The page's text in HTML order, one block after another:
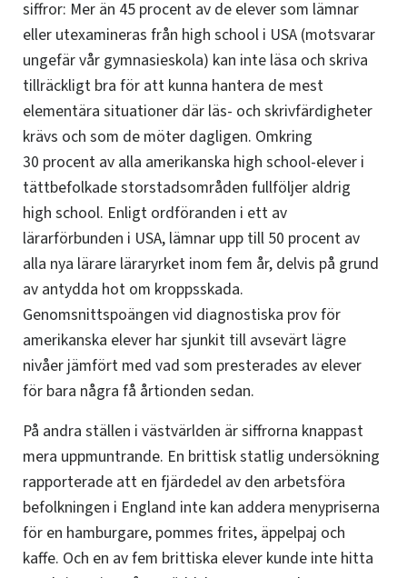
siffror: Mer än 45 procent av de elever som lämnar
eller utexamineras från high school i USA (motsvarar
ungefär vår gymnasieskola) kan inte läsa och skriva
tillräckligt bra för att kunna hantera de mest
elementära situationer där läs- och skrivfärdigheter
krävs och som de möter dagligen. Omkring
30 procent av alla amerikanska high school-elever i
tättbefolkade storstadsområden fullföljer aldrig
high school. Enligt ordföranden i ett av
lärarförbunden i USA, lämnar upp till 50 procent av
alla nya lärare läraryrket inom fem år, delvis på grund
av antydda hot om kroppsskada.
Genomsnittspoängen vid diagnostiska prov för
amerikanska elever har sjunkit till avsevärt lägre
nivåer jämfört med vad som presterades av elever
för bara några få årtionden sedan.
På andra ställen i västvärlden är siffrorna knappast
mera uppmuntrande. En brittisk statlig undersökning
rapporterade att en fjärdedel av den arbetsföra
befolkningen i England inte kan addera menypriserna
för en hamburgare, pommes frites, äppelpaj och
kaffe. Och en av fem brittiska elever kunde inte hitta